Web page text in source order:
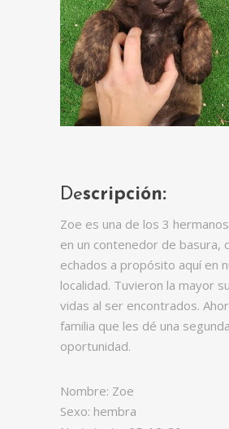
Descripción:
Zoe es una de los 3
en un contenedor de basura,
echados a propósito aquí en
localidad. Tuvieron la mayor
vidas al ser encontrados.
familia que les dé una segunda
oportunidad.
Nombre: Zoe
Sexo: hembra